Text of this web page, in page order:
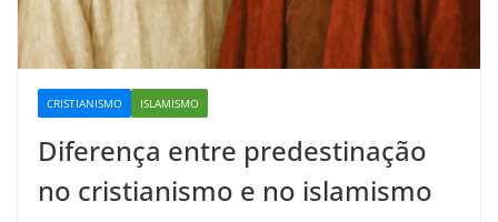
CRISTIANISMO ISLAMISMO
Diferença entre predestinação
no cristianismo e no islamismo